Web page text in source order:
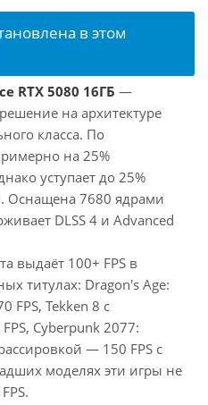
в этом
RTX 5080 16ГБ —
на архитектуре
класса. По
на 25%
уступает до 25%
Оснащена 7680 ядрами
DLSS 4 и Advanced
выдаёт 100+ FPS в
титулах: Dragon's Age:
FPS, Tekken 8 с
Cyberpunk 2077:
— 150 FPS с
моделях эти игры не